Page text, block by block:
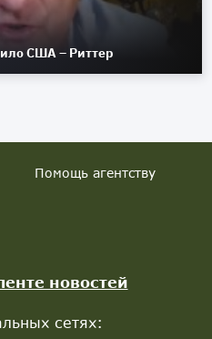
США – Риттер
Помощь агентству
новостей
сетях: